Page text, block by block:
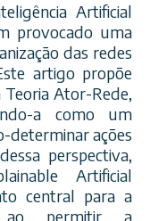
Artificial
provocado uma
das redes
artigo propõe
Ator-Rede,
a como um
determinar ações
perspectiva,
Artificial
central para a
ao permitir a